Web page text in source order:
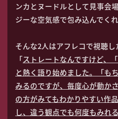
ンカとヌードルとして見事会
ジーな空気感で包み込んでくれ
そんな2人はアフレコで視聴し
「ストレートなんですけど、
と熱く語り始めました。「も
みるのですが、毎度心が動か
の方がみてもわかりやすい作
し、違う観点でも何度もみれ